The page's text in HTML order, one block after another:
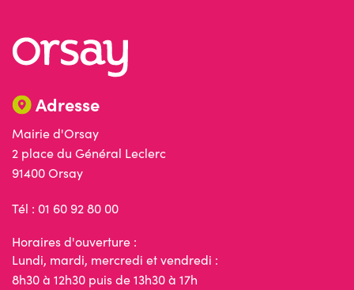
Adresse
Mairie d'Orsay
2 place du Général Leclerc
91400 Orsay
Tél : 01 60 92 80 00
Horaires d'ouverture :
Lundi, mardi, mercredi et vendredi :
8h30 à 12h30 puis de 13h30 à 17h